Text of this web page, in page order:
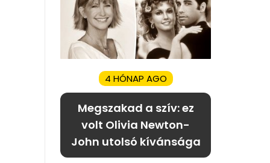
4 HÓNAP AGO
Megszakad a szív: ez
volt Olivia Newton-
John utolsó kívánsága